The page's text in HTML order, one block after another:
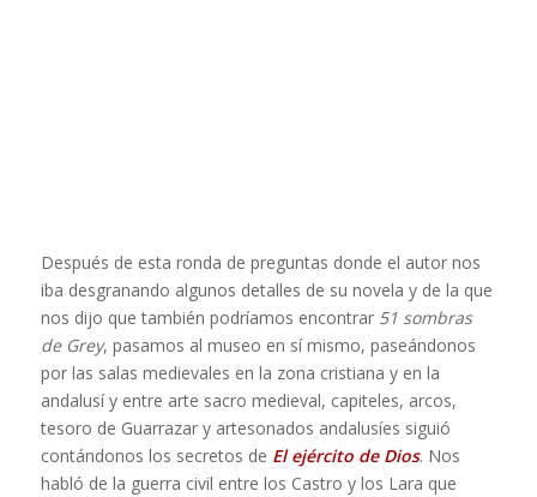
Después de esta ronda de preguntas donde el autor nos
iba desgranando algunos detalles de su novela y de la que
nos dijo que también podríamos encontrar 51 sombras
de Grey, pasamos al museo en sí mismo, paseándonos
por las salas medievales en la zona cristiana y en la
andalusí y entre arte sacro medieval, capiteles, arcos,
tesoro de Guarrazar y artesonados andalusíes siguió
contándonos los secretos de El ejército de Dios. Nos
habló de la guerra civil entre los Castro y los Lara que